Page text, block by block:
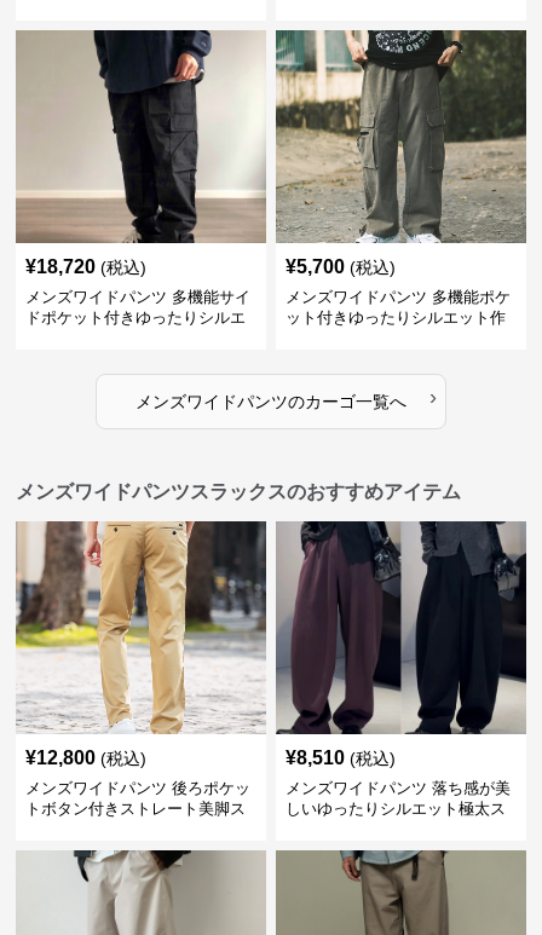
¥18,720 (税込)
メンズワイドパンツ 多機能サイ
ドポケット付きゆったりシルエ
¥5,700 (税込)
メンズワイドパンツ 多機能ポケ
ット付きゆったりシルエット作
メンズワイドパンツのカーゴ一覧へ ›
メンズワイドパンツスラックスのおすすめアイテム
¥12,800 (税込)
メンズワイドパンツ 後ろポケッ
トボタン付きストレート美脚ス
¥8,510 (税込)
メンズワイドパンツ 落ち感が美
しいゆったりシルエット極太ス